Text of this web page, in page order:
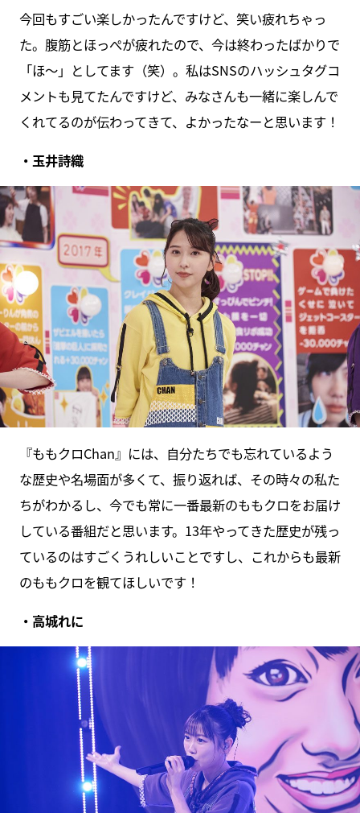
今回もすごい楽しかったんですけど、笑い疲れちゃっ
た。腹筋とほっぺが疲れたので、今は終わったばかりで
「ほ〜」としてます（笑）。私はSNSのハッシュタグコ
メントも見てたんですけど、みなさんも一緒に楽しんで
くれてるのが伝わってきて、よかったなーと思います！
・玉井詩織
『ももクロChan』には、自分たちでも忘れているよう
な歴史や名場面が多くて、振り返れば、その時々の私た
ちがわかるし、今でも常に一番最新のももクロをお届け
している番組だと思います。13年やってきた歴史が残っ
ているのはすごくうれしいことですし、これからも最新
のももクロを観てほしいです！
・高城れに